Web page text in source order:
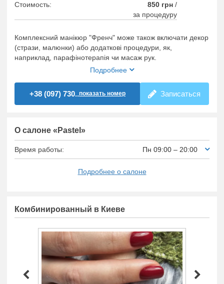
Стоимость: 850 грн /
за процедуру
Комплексний манікюр "Френч" може також включати декор
(стрази, малюнки) або додаткові процедури, як,
наприклад, парафінотерапія чи масаж рук.
Подробнее
+38 (097) 730..показать номер Записаться
О салоне «Pastel»
Время работы: Пн 09:00 – 20:00
Подробнее о салоне
Комбинированный в Киеве